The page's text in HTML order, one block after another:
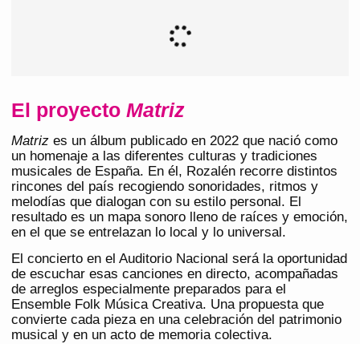
El proyecto Matriz
Matriz es un álbum publicado en 2022 que nació como
un homenaje a las diferentes culturas y tradiciones
musicales de España. En él, Rozalén recorre distintos
rincones del país recogiendo sonoridades, ritmos y
melodías que dialogan con su estilo personal. El
resultado es un mapa sonoro lleno de raíces y emoción,
en el que se entrelazan lo local y lo universal.
El concierto en el Auditorio Nacional será la oportunidad
de escuchar esas canciones en directo, acompañadas
de arreglos especialmente preparados para el
Ensemble Folk Música Creativa. Una propuesta que
convierte cada pieza en una celebración del patrimonio
musical y en un acto de memoria colectiva.